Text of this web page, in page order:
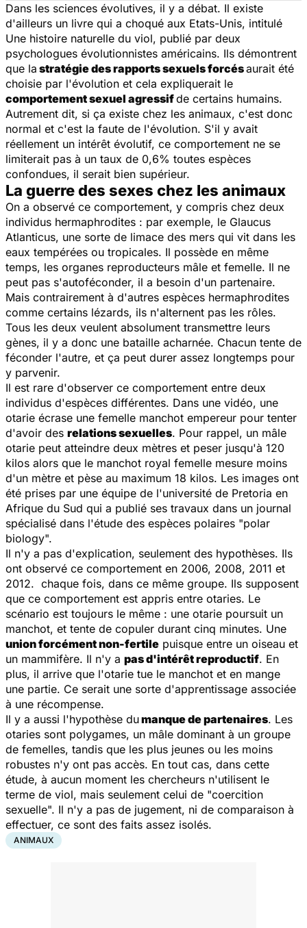
Dans les sciences évolutives, il y a débat. Il existe
d'ailleurs un livre qui a choqué aux Etats-Unis, intitulé
Une histoire naturelle du viol, publié par deux
psychologues évolutionnistes américains. Ils démontrent
que la stratégie des rapports sexuels forcésaurait été
choisie par l'évolution et cela expliquerait le
comportement sexuel agressifde certains humains.
Autrement dit, si ça existe chez les animaux, c'est donc
normal et c'est la faute de l'évolution. S'il y avait
réellement un intérêt évolutif, ce comportement ne se
limiterait pas à un taux de 0,6% toutes espèces
confondues, il serait bien supérieur.
La guerre des sexes chez les animaux
On a observé ce comportement, y compris chez deux
individus hermaphrodites : par exemple, le Glaucus
Atlanticus, une sorte de limace des mers qui vit dans les
eaux tempérées ou tropicales. Il possède en même
temps, les organes reproducteurs mâle et femelle. Il ne
peut pas s'autoféconder, il a besoin d'un partenaire.
Mais contrairement à d'autres espèces hermaphrodites
comme certains lézards, ils n'alternent pas les rôles.
Tous les deux veulent absolument transmettre leurs
gènes, il y a donc une bataille acharnée. Chacun tente de
féconder l'autre, et ça peut durer assez longtemps pour
y parvenir.
Il est rare d'observer ce comportement entre deux
individus d'espèces différentes. Dans une vidéo, une
otarie écrase une femelle manchot empereur pour tenter
d'avoir des relations sexuelles. Pour rappel, un mâle
otarie peut atteindre deux mètres et peser jusqu'à 120
kilos alors que le manchot royal femelle mesure moins
d'un mètre et pèse au maximum 18 kilos. Les images ont
été prises par une équipe de l'université de Pretoria en
Afrique du Sud qui a publié ses travaux dans un journal
spécialisé dans l'étude des espèces polaires "polar
biology".
Il n'y a pas d'explication, seulement des hypothèses. Ils
ont observé ce comportement en 2006, 2008, 2011 et
2012. chaque fois, dans ce même groupe. Ils supposent
que ce comportement est appris entre otaries. Le
scénario est toujours le même : une otarie poursuit un
manchot, et tente de copuler durant cinq minutes. Une
union forcément non-fertile puisque entre un oiseau et
un mammifère. Il n'y a pas d'intérêt reproductif. En
plus, il arrive que l'otarie tue le manchot et en mange
une partie. Ce serait une sorte d'apprentissage associée
à une récompense.
Il y a aussi l'hypothèse dumanque de partenaires. Les
otaries sont polygames, un mâle dominant à un groupe
de femelles, tandis que les plus jeunes ou les moins
robustes n'y ont pas accès. En tout cas, dans cette
étude, à aucun moment les chercheurs n'utilisent le
terme de viol, mais seulement celui de "coercition
sexuelle". Il n'y a pas de jugement, ni de comparaison à
effectuer, ce sont des faits assez isolés.
ANIMAUX